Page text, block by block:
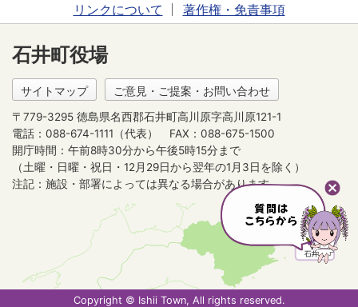
リンクについて
著作権・免責事項
石井町役場
サイトマップ ご意見・ご提案・お問い合わせ
〒779-3295 徳島県名西郡石井町高川原字高川原121-1
電話：088-674-1111（代表）
FAX：088-675-1500
開庁時間：午前8時30分から午後5時15分まで
（土曜・日曜・祝日・12月29日から翌年の1月3日を除く）
注記：施設・部署によっては異なる場合があります。
Copyright © Ishii Town, All rights reserved.